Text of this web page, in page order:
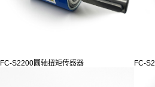
FC-S2200圆轴扭矩传感器 FC-